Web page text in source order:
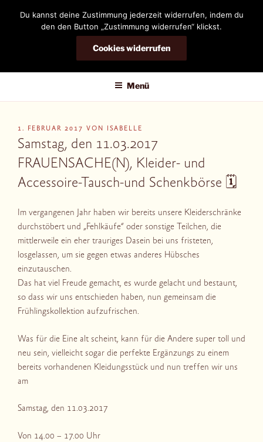
DIANDRA-CIRCLE
Menü
VERÖFFENTLICHT
AM
1. FEBRUAR 2017 VON ISABELLE
Samstag, den 11.03.2017
FRAUENSACHE(N), Kleider- und
Accessoire-Tausch-und Schenkbörse 🗓
Im vergangenen Jahr haben wir bereits unsere Kleiderschränke
durchstöbert und „Fehlkäufe“ oder sonstige Teilchen, die
mittlerweile ein eher trauriges Dasein bei uns fristeten,
losgelassen, um sie gegen etwas anderes Hübsches
einzutauschen.
Das hat viel Freude gemacht, es wurde gelacht und bestaunt,
so dass wir uns entschieden haben, nun gemeinsam die
Frühlingskollektion aufzufrischen.
Was für die Eine alt scheint, kann für die Andere super toll und
neu sein, vielleicht sogar die perfekte Ergänzungs zu einem
bereits vorhandenen Kleidungsstück und nun treffen wir uns
am
Samstag, den 11.03.2017
Von 14.00 – 17.00 Uhr
Du kannst deine Zustimmung jederzeit widerrufen, indem du
den den Button „Zustimmung widerrufen“ klickst.
Cookies widerrufen